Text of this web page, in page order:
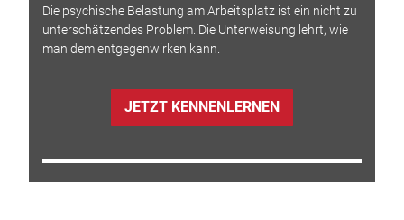
Die psychische Belastung am Arbeitsplatz ist ein nicht zu
unterschätzendes Problem. Die Unterweisung lehrt, wie
man dem entgegenwirken kann.
JETZT KENNENLERNEN